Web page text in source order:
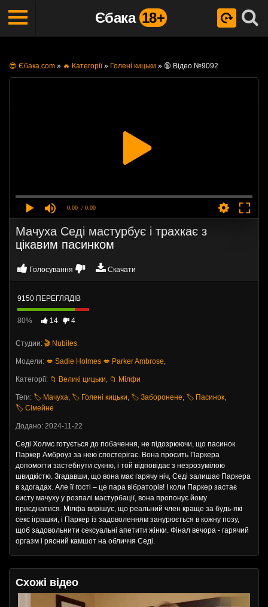
Єбака 18+
😎 Єбака.com » 🔥 Категорії» Голені кицьки » 🔞 Відео №9092
0:00 / 0:00
Мачуха Седі мастурбує і трахкає з
цікавим пасинком
Голосування Скачати
9150 ПЕРЕГЛЯДІВ
80% 14 4
Студии: 🎬 Nubiles
Модели: 💋 Sadie Holmes 💋 Parker Ambrose,
Категорії: 📁 Великі цицьки, 📁 Мілфи
Теги: 🏷️ Мачуха, 🏷️ Голені кицьки, 🏷️ Заборонене, 🏷️ Пасинок,
🏷️ Сімейне
Додано: 2024-11-22
Седі Холмс готується до побачення, не підозрюючи, що пасинок
Паркер Амброуз за нею спостерігає. Вона просить Паркера
допомогти застебнути сукню, і той відповідає з незрозумілою
швидкістю. Згадавши, що вона має гарячу ніч, Седі залишає Паркера
в здогадах. Але її гості – це пара вібраторів! І коли Паркер застає
систу мачуху у розпалі мастурбації, вона пропонує йому
приєднатися. Мілфа вирішує, що реальний член краще за будь-які
секс іграшки, і Паркер із задоволенням занурюється в кожну позу,
щоб задовольнити сексуальні апетити жінки. Фінал вечора - гарячий
оргазм і рясний камшот на обличчя Седі.
Схожі відео